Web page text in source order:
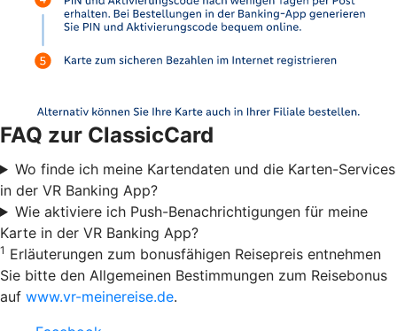
FAQ zur ClassicCard
Wo finde ich meine Kartendaten und die Karten-Services
in der VR Banking App?
Wie aktiviere ich Push-Benachrichtigungen für meine
Karte in der VR Banking App?
1 Erläuterungen zum bonusfähigen Reisepreis entnehmen
Sie bitte den Allgemeinen Bestimmungen zum Reisebonus
auf www.vr-meinereise.de.